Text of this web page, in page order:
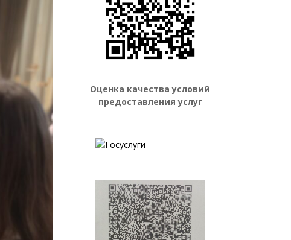
Оценка качества условий
предоставления услуг